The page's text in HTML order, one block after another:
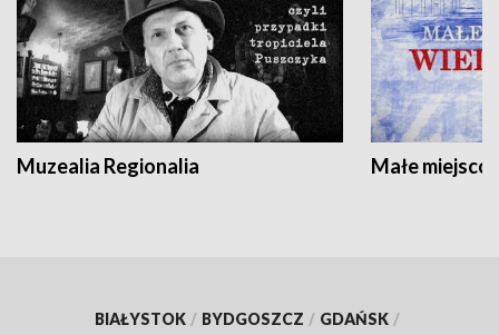
Muzealia Regionalia Małe
BIAŁYSTOK / BYDGOSZCZ / GDAŃSK /